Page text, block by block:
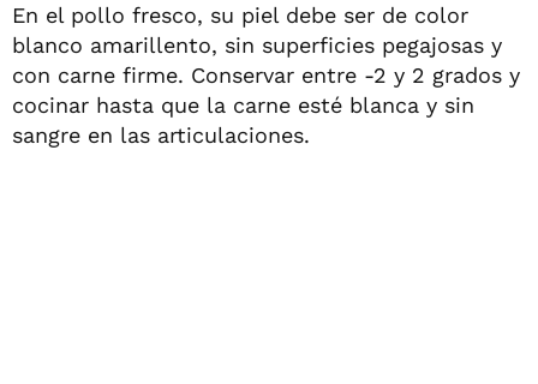
En el pollo fresco, su piel debe ser de color
blanco amarillento, sin superficies pegajosas y
con carne firme. Conservar entre -2 y 2 grados y
cocinar hasta que la carne esté blanca y sin
sangre en las articulaciones.